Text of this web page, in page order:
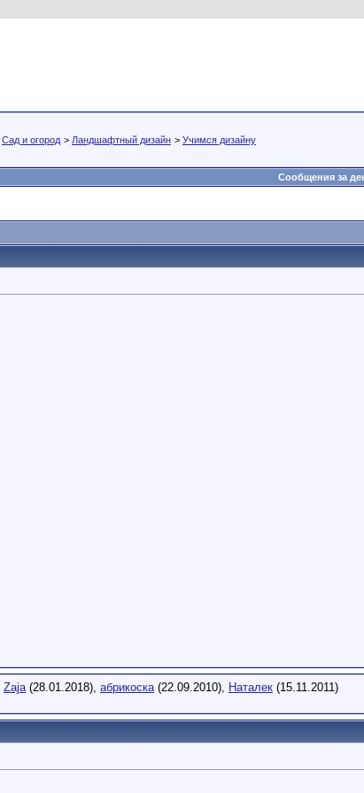
Сад и огород > Ландшафтный дизайн > Учимся дизайну
Сообщения за
Zaja(28.01.2018), абрикоска(22.09.2010), Наталек (15.11.2011)